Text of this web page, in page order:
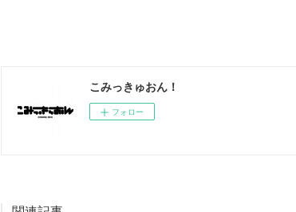
こみっきゅおん！
フォロー